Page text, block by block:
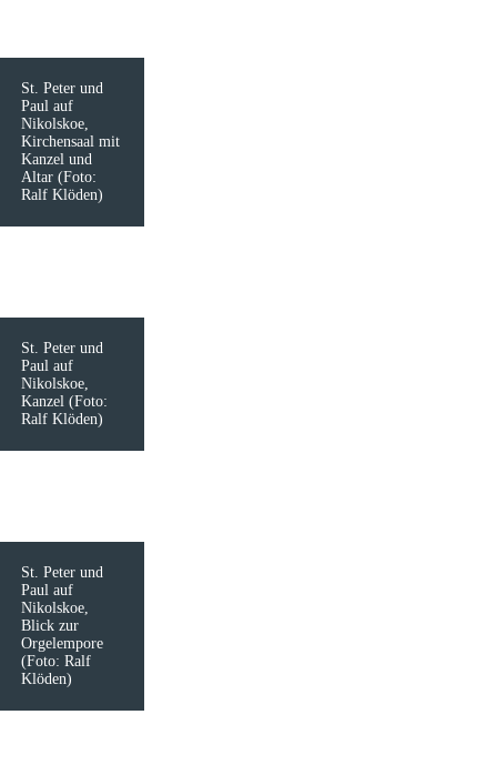
St. Peter und
Paul auf
Nikolskoe,
Kirchensaal mit
Kanzel und
Altar (Foto:
Ralf Klöden)
St. Peter und
Paul auf
Nikolskoe,
Kanzel (Foto:
Ralf Klöden)
St. Peter und
Paul auf
Nikolskoe,
Blick zur
Orgelempore
(Foto: Ralf
Klöden)